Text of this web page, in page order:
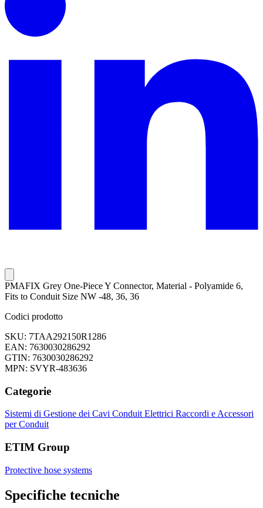
PMAFIX Grey One-Piece Y Connector, Material - Polyamide 6,
Fits to Conduit Size NW -48, 36, 36
Codici prodotto
SKU: 7TAA292150R1286
EAN: 7630030286292
GTIN: 7630030286292
MPN: SVYR-483636
Categorie
Sistemi di Gestione dei Cavi Conduit Elettrici Raccordi e Accessori
per Conduit
ETIM Group
Protective hose systems
Specifiche tecniche